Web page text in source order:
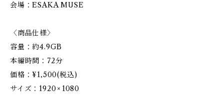
会場：ESAKA MUSE
〈商品仕様〉
容量：約4.9GB
本編時間：72分
価格：¥1,500(税込)
サイズ：1920 × 1080